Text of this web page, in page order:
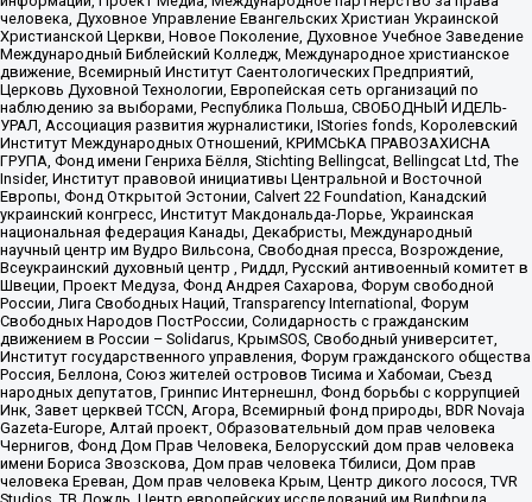
человека, Духовное Управление Евангельских Христиан Украинской
Христианской Церкви, Новое Поколение, Духовное Учебное Заведение
Международный Библейский Колледж, Международное христианское
движение, Всемирный Институт Саентологических Предприятий,
Церковь Духовной Технологии, Европейская сеть организаций по
наблюдению за выборами, Республика Польша, СВОБОДНЫЙ ИДЕЛЬ-
УРАЛ, Ассоциация развития журналистики, IStories fonds, Королевский
Институт Международных Отношений, КРИМСЬКА ПРАВОЗАХИСНА
ГРУПА, Фонд имени Генриха Бёлля, Stichting Bellingcat, Bellingcat Ltd, The
Insider, Институт правовой инициативы Центральной и Восточной
Европы, Фонд Открытой Эстонии, Calvert 22 Foundation, Канадский
украинский конгресс, Институт Макдональда-Лорье, Украинская
национальная федерация Канады, Декабристы, Международный
научный центр им Вудро Вильсона, Свободная пресса, Возрождение,
Всеукраинский духовный центр , Риддл, Русский антивоенный комитет в
Швеции, Проект Медуза, Фонд Андрея Сахарова, Форум свободной
России, Лига Свободных Наций, Transparеncy International, Форум
Свободных Народов ПостРоссии, Солидарность с гражданским
движением в России – Solidarus, КрымSOS, Свободный университет,
Институт государственного управления, Форум гражданского общества
Россия, Беллона, Союз жителей островов Тисима и Хабомаи, Съезд
народных депутатов, Гринпис Интернешнл, Фонд борьбы с коррупцией
Инк, Завет церквей TCCN, Агора, Всемирный фонд природы, BDR Novaja
Gazeta-Europe, Алтай проект, Образовательный дом прав человека
Чернигов, Фонд Дом Прав Человека, Белорусский дом прав человека
имени Бориса Звозскова, Дом прав человека Тбилиси, Дом прав
человека Ереван, Дом прав человека Крым, Центр дикого лосося, TVR